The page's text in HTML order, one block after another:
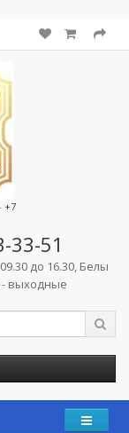
+7
33-51
до 16.30, Белы
- выходные